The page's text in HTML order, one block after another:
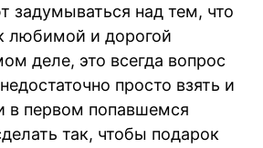
задумываться над тем, что
любимой и дорогой
деле, это всегда вопрос
просто взять и
в первом попавшемся
так, чтобы подарок